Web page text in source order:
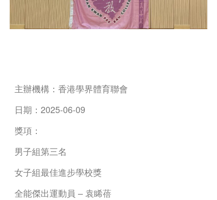
主辦機構：香港學界體育聯會
日期：2025-06-09
獎項：
男子組第三名
女子組最佳進步學校獎
全能傑出運動員 – 袁睎蓓